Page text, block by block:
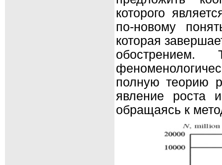
которого
по-новому
которая
полную теорию
явление роста
обращаясь к